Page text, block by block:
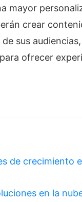
mayor
crear
sus
ofrecer
de crecimiento
en la